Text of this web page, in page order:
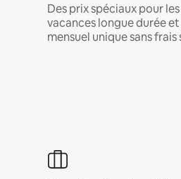
Des prix spéciaux pour
vacances longue durée
mensuel unique sans